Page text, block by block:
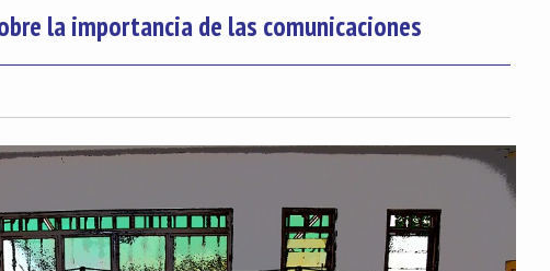
la importancia de las comunicaciones